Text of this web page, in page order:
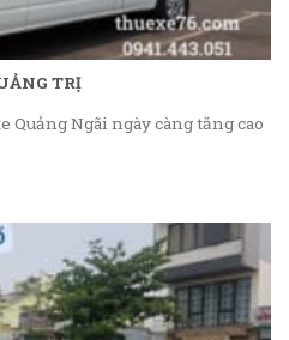
TRỊ
Quảng Ngãi ngày càng tăng cao